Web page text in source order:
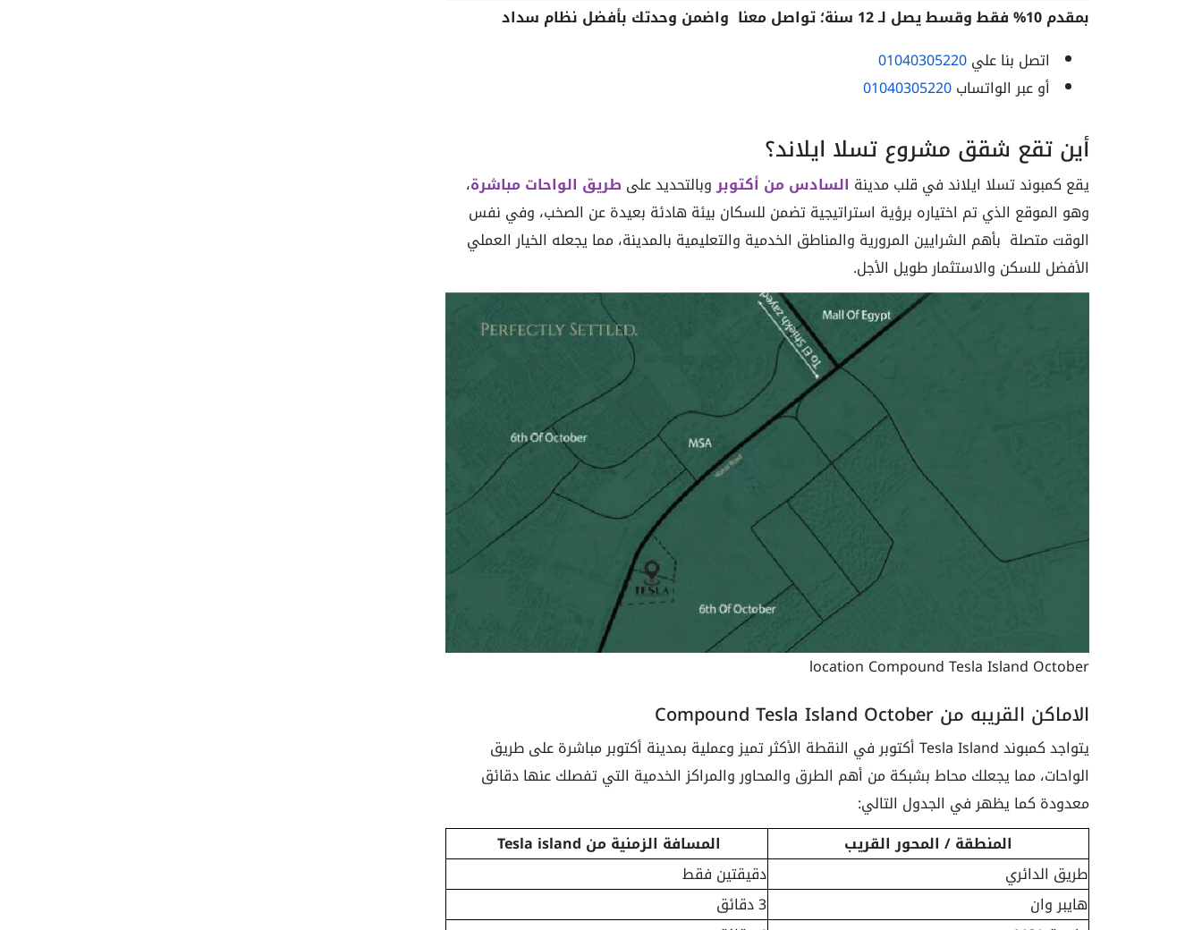
بمقدم 10% فقط وقسط يصل لـ 12 سنة؛ تواصل معنا واضمن وحدتك بأفضل نظام سداد
اتصل بنا علي01040305220
أو عبر الواتساب01040305220
أين تقع شقق مشروع تسلا ايلاند؟
يقع كمبوند تسلا ايلاند في قلب مدينة السادس من أكتوبروبالتحديد على طريق الواحات مباشرة،
وهو الموقع الذي تم اختياره برؤية استراتيجية تضمن للسكان بيئة هادئة بعيدة عن الصخب، وفي نفس
الوقت متصلة بأهم الشرايين المرورية والمناطق الخدمية والتعليمية بالمدينة، مما يجعله الخيار العملي
الأفضل للسكن والاستثمار طويل الأجل.
location Compound Tesla Island October
الاماكن القريبه من Compound Tesla Island October
يتواجد كمبوند Tesla Island أكتوبر في النقطة الأكثر تميز وعملية بمدينة أكتوبر مباشرة على طريق
الواحات، مما يجعلك محاط بشبكة من أهم الطرق والمحاور والمراكز الخدمية التي تفصلك عنها دقائق
معدودة كما يظهر في الجدول التالي:
المنطقة / المحور القريب
المسافة الزمنية من Tesla island
طريق الدائري
دقيقتين فقط
هايبر وان
3 دقائق